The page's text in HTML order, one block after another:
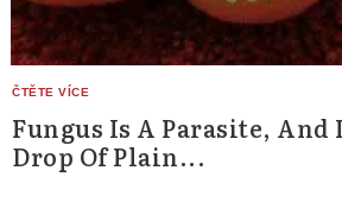
Fungus Is A Parasite, And
Drop Of Plain...